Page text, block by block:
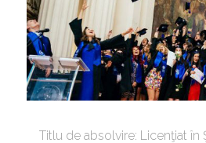
Titlu de absolvire: Licenţiat în